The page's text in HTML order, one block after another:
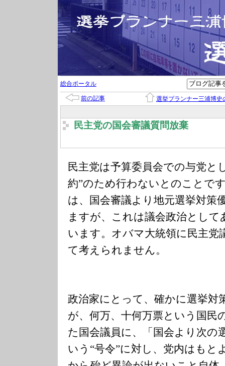
総合ポータル
前の記事 選挙プランナー三浦博史
民主党の国会審議質問放棄
民主党は予算委員会での与党と
約”のため行わないとのことで
は、国会審議より地元選挙対策
ますが、これは議会政治とし
います。オバマ大統領に民主党
て考えられません。
政治家にとって、確かに選挙対
が、何万、十何万票という国民
た国会議員に、「国会より次の
いう“号令”に対し、党内はもと